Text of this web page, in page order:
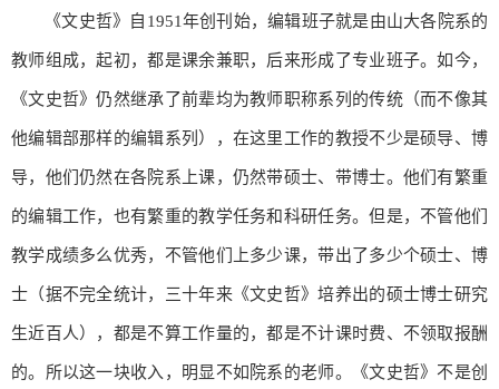
《文史哲》自1951年创刊始，编辑班子就是由山大各院系的
教师组成，起初，都是课余兼职，后来形成了专业班子。如今，
《文史哲》仍然继承了前辈均为教师职称系列的传统（而不像其
他编辑部那样的编辑系列），在这里工作的教授不少是硕导、博
导，他们仍然在各院系上课，仍然带硕士、带博士。他们有繁重
的编辑工作，也有繁重的教学任务和科研任务。但是，不管他们
教学成绩多么优秀，不管他们上多少课，带出了多少个硕士、博
士（据不完全统计，三十年来《文史哲》培养出的硕士博士研究
生近百人），都是不算工作量的，都是不计课时费、不领取报酬
的。所以这一块收入，明显不如院系的老师。《文史哲》不是创